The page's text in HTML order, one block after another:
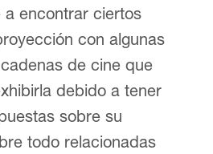
encontrar ciertos
con algunas
de cine que
debido a tener
sobre su
todo relacionadas